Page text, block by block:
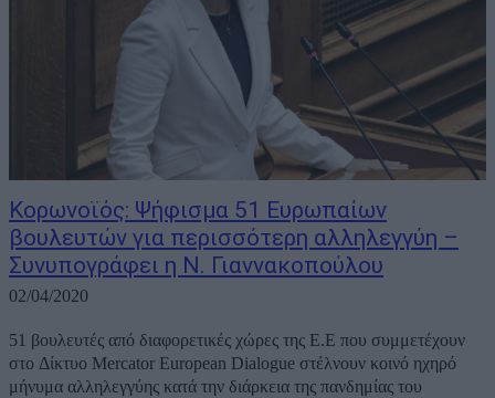
Κορωνοϊός: Ψήφισμα 51 Ευρωπαίων
βουλευτών για περισσότερη αλληλεγγύη –
Συνυπογράφει η Ν. Γιαννακοπούλου
02/04/2020
51 βουλευτές από διαφορετικές χώρες της Ε.Ε που συμμετέχουν
στο Δίκτυο Mercator European Dialogue στέλνουν κοινό ηχηρό
μήνυμα αλληλεγγύης κατά την διάρκεια της πανδημίας του